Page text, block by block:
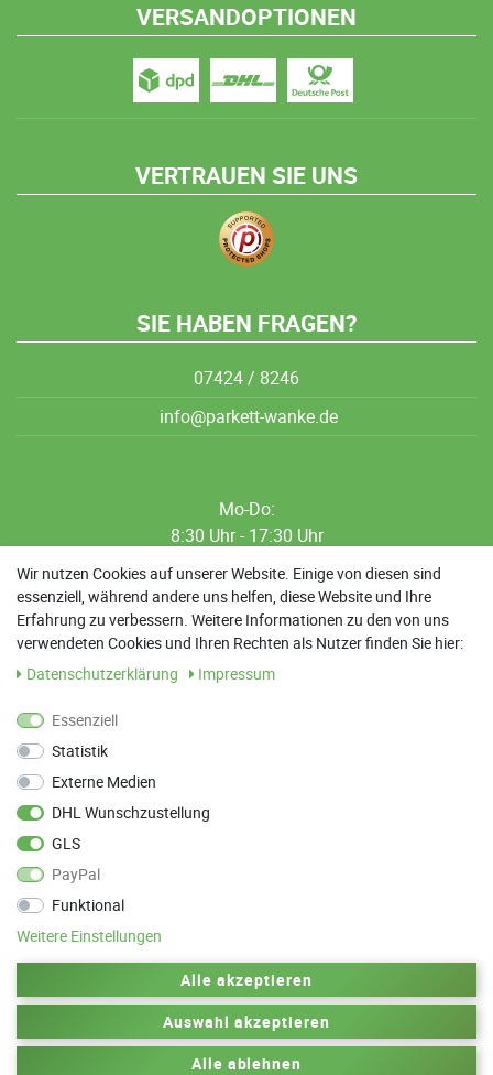
VERSANDOPTIONEN
VERTRAUEN SIE UNS
SIE HABEN FRAGEN?
07424 / 8246
info@parkett-wanke.de
Mo-Do:
8:30 Uhr - 17:30 Uhr
8:30 Uhr - 12:00 Uhr
13:00 Uhr - 17:30 Uhr
Sa: 9:00 Uhr - 13:00 Uhr
Parkett Wanke
Zurück zum Anfang
© 2010-2025 by Parkett Wanke
Wir nutzen Cookies auf unserer Website. Einige von diesen sind
essenziell, während andere uns helfen, diese Website und Ihre
Erfahrung zu verbessern. Weitere Informationen zu den von uns
verwendeten Cookies und Ihren Rechten als Nutzer finden Sie hier:
Daten­schutz­erklärung
Impressum
Essenziell
Statistik
Externe Medien
DHL Wunschzustellung
GLS
PayPal
Funktional
Weitere Einstellungen
Alle akzeptieren
Auswahl akzeptieren
Alle ablehnen